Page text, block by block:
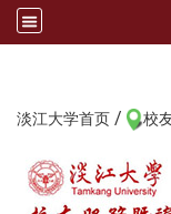
淡江大学首页 / 校